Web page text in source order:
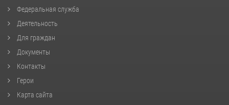
Федеральная служба
Деятельность
Для граждан
Документы
Контакты
Герои
Карта сайта